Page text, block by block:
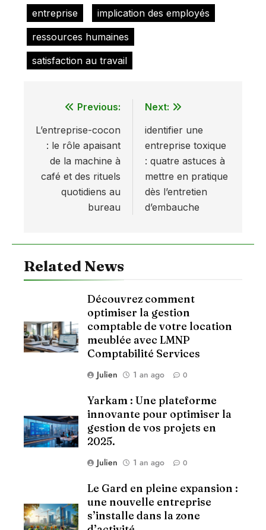
entreprise
implication des employés
ressources humaines
satisfaction au travail
Navigation
de
l’article
Previous:
L’entreprise-cocon
: le rôle apaisant
de la machine à
café et des rituels
quotidiens au
bureau
Next:
identifier une
entreprise toxique
: quatre astuces à
mettre en pratique
dès l’entretien
d’embauche
Related News
Découvrez comment
optimiser la gestion
comptable de votre location
meublée avec LMNP
Comptabilité Services
Julien 1 an ago 0
Yarkam : Une plateforme
innovante pour optimiser la
gestion de vos projets en
2025.
Julien 1 an ago 0
Le Gard en pleine expansion :
une nouvelle entreprise
s’installe dans la zone